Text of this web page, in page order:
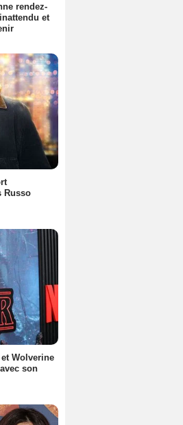
rendez-
et
Russo
Wolverine
son